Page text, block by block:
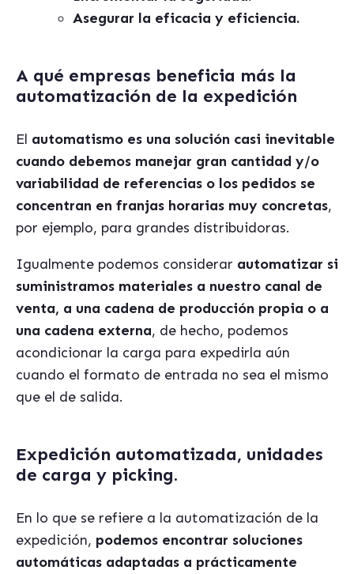
Asegurar la eficacia y eficiencia.
A qué empresas beneficia más la
automatización de la expedición
El automatismo es una solución casi inevitable
cuando debemos manejar gran cantidad y/o
variabilidad de referencias o los pedidos se
concentran en franjas horarias muy concretas,
por ejemplo, para grandes distribuidoras.
Igualmente podemos considerar automatizar si
suministramos materiales a nuestro canal de
venta, a una cadena de producción propia o a
una cadena externa, de hecho, podemos
acondicionar la carga para expedirla aún
cuando el formato de entrada no sea el mismo
que el de salida.
Expedición automatizada, unidades
de carga y picking.
En lo que se refiere a la automatización de la
expedición, podemos encontrar soluciones
automáticas adaptadas a prácticamente